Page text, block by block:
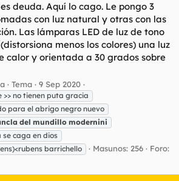
deuda. Aquí lo cago. Le pongo 3
con luz natural y otras con las
Las lámparas LED de luz de tono
menos los colores) una luz
calor y orientada a 30 grados sobre
Tema 9 Sep 2020
>> no tienen puta gracia
para el abrigo negro nuevo
del mundillo modernini
caga en dios
barrichello
Masunos: 256
Foro: